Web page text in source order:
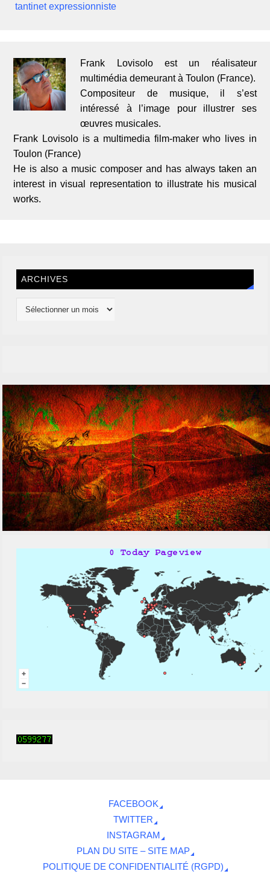
tantinet expressionniste
Frank Lovisolo est un réalisateur
multimédia demeurant à Toulon (France).
Compositeur de musique, il s’est
intéressé à l’image pour illustrer ses
œuvres musicales.
Frank Lovisolo is a multimedia film-maker who lives in
Toulon (France)
He is also a music composer and has always taken an
interest in visual representation to illustrate his musical
works.
ARCHIVES
FACEBOOK
TWITTER
INSTAGRAM
PLAN DU SITE – SITE MAP
POLITIQUE DE CONFIDENTIALITÉ (RGPD)